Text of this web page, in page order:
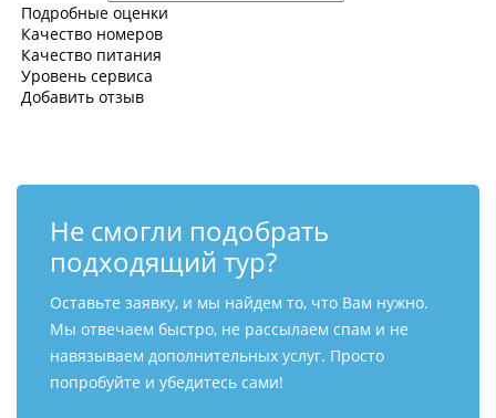
Подробные оценки
Качество номеров
Качество питания
Уровень сервиса
Добавить отзыв
Не смогли подобрать
подходящий тур?
Оставьте заявку, и мы найдем то, что Вам нужно.
Мы отвечаем быстро, не рассылаем спам и не
навязываем дополнительных услуг. Просто
попробуйте и убедитесь сами!